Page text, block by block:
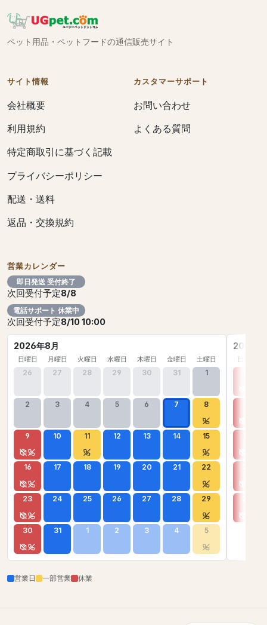
ペット用品・ペットフードの通信販売サイト
サイト情報
会社概要
利用規約
特定商取引に基づく記載
プライバシーポリシー
配送・送料
返品・交換規約
カスタマーサポート
お問い合わせ
よくある質問
営業カレンダー
即日発送 受付終了
次回受付予定8/8
電話サポート 休業中
次回受付予定8/10 10:00
2026年8月
日曜日 月曜日 火曜日 水曜日 木曜日 金曜日 土曜日
26 27 28 29 30 31 1
2 3 4 5 6 7 8
9 10 11 12 13 14 15
16 17 18 19 20 21 22
23 24 25 26 27 28 29
30 31 1 2 3 4 5
2026年
日曜日
営業日 一部営業 休業